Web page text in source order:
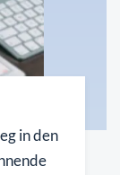
in den